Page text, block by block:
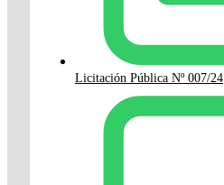
Licitación Pública Nº 007/24